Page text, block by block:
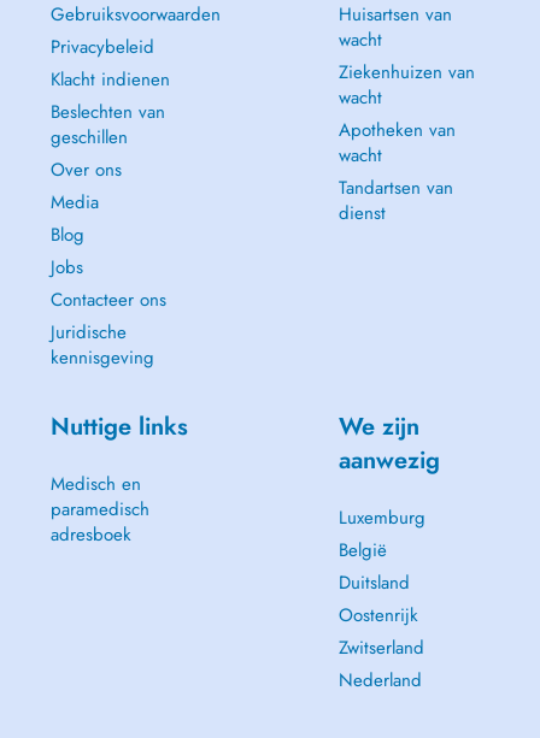
Gebruiksvoorwaarden
Privacybeleid
Klacht indienen
Beslechten van
geschillen
Over ons
Media
Blog
Jobs
Contacteer ons
Juridische
kennisgeving
Huisartsen van
wacht
Ziekenhuizen van
wacht
Apotheken van
wacht
Tandartsen van
dienst
Nuttige links
Medisch en
paramedisch
adresboek
We zijn
aanwezig
Luxemburg
België
Duitsland
Oostenrijk
Zwitserland
Nederland